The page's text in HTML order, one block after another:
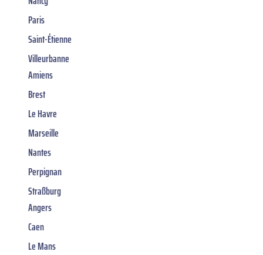
Paris
Saint-Étienne
Villeurbanne
Amiens
Brest
Le Havre
Marseille
Nantes
Perpignan
Straßburg
Angers
Caen
Le Mans